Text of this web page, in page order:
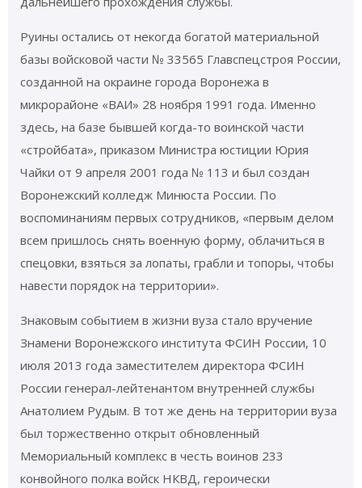
Руины остались от некогда богатой материальной
базы войсковой части № 33565 Главспецстроя России,
созданной на окраине города Воронежа в
микрорайоне «ВАИ» 28 ноября 1991 года. Именно
здесь, на базе бывшей когда-то воинской части
«стройбата», приказом Министра юстиции Юрия
Чайки от 9 апреля 2001 года № 113 и был создан
Воронежский колледж Минюста России. По
воспоминаниям первых сотрудников, «первым делом
всем пришлось снять военную форму, облачиться в
спецовки, взяться за лопаты, грабли и топоры, чтобы
навести порядок на территории».
Знаковым событием в жизни вуза стало вручение
Знамени Воронежского института ФСИН России, 10
июля 2013 года заместителем директора ФСИН
России генерал-лейтенантом внутренней службы
Анатолием Рудым. В тот же день на территории вуза
был торжественно открыт обновленный
Мемориальный комплекс в честь воинов 233
конвойного полка войск НКВД, героически